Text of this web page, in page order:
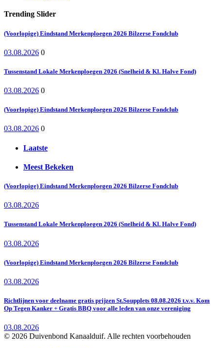
Trending Slider
(Voorlopige) Eindstand Merkenploegen 2026 Bilzerse Fondclub
03.08.2026 0
Tussenstand Lokale Merkenploegen 2026 (Snelheid & Kl. Halve Fond)
03.08.2026 0
(Voorlopige) Eindstand Merkenploegen 2026 Bilzerse Fondclub
03.08.2026 0
Laatste
Meest Bekeken
(Voorlopige) Eindstand Merkenploegen 2026 Bilzerse Fondclub
03.08.2026
Tussenstand Lokale Merkenploegen 2026 (Snelheid & Kl. Halve Fond)
03.08.2026
(Voorlopige) Eindstand Merkenploegen 2026 Bilzerse Fondclub
03.08.2026
Richtlijnen voor deelname gratis prijzen St.Soupplets 08.08.2026 t.v.v. Kom
Op Tegen Kanker + Gratis BBQ voor alle leden van onze vereniging
03.08.2026
© 2026 Duivenbond Kanaalduif. Alle rechten voorbehouden